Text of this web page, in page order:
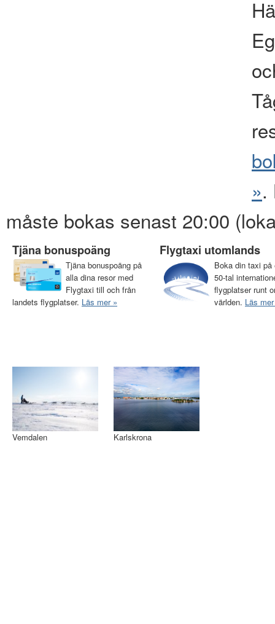
».
måste bokas senast 20:00
Tjäna bonuspoäng
Tjäna bonuspoäng på
alla dina resor med
Flygtaxi till och från
landets flygplatser. Läs mer »
Flygtaxi utomlands
Boka din taxi på
50-tal
flygplatser runt
världen. Läs
Vemdalen Karlskrona